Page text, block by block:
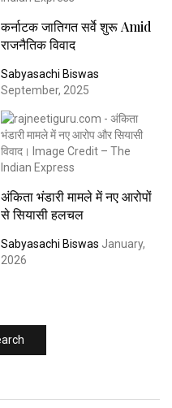
कर्नाटक जातिगत सर्वे शुरू Amid
राजनैतिक विवाद
Sabyasachi Biswas
September, 2025
अंकिता भंडारी मामले में नए आरोपों
से सियासी हलचल
Sabyasachi Biswas January,
2026